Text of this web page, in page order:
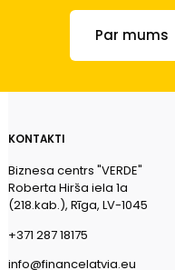
Par mums
KONTAKTI
Biznesa centrs "VERDE"
Roberta Hirša iela 1a
(218.kab.), Rīga, LV-1045
+371 287 18175
info@financelatvia.eu